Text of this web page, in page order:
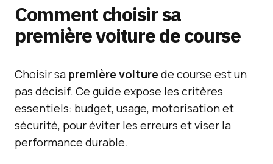
Comment choisir sa
première voiture de course
Choisir sa première voiture de course est un
pas décisif. Ce guide expose les critères
essentiels: budget, usage, motorisation et
sécurité, pour éviter les erreurs et viser la
performance durable.